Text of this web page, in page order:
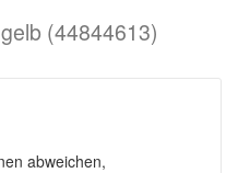
(44844613)
abweichen,